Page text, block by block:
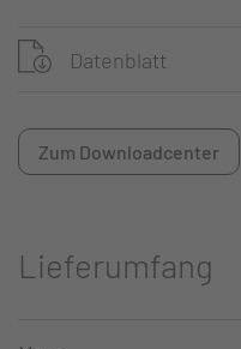
Datenblatt
Zum Downloadcenter
Lieferumfang